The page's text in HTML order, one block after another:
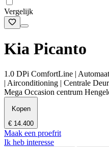
Vergelijk
Kia Picanto
1.0 DPi ComfortLine |
| Airconditioning | Centrale
Mega Occasion centrum
Kopen
€ 14.400
Maak een proefrit
Ik heb interesse